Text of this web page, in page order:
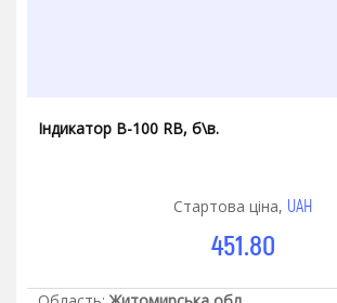
Індикатор В-100 RВ, б\в.
Стартова ціна, UAH
451.80